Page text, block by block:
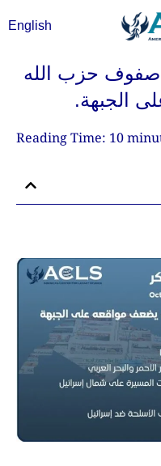
English
صفوف حزب الله
الجبهة.
Reading Time: 10